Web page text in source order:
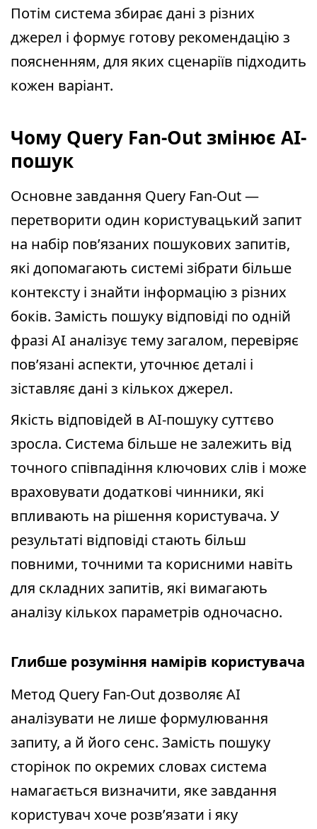
Потім система збирає дані з різних
джерел і формує готову рекомендацію з
поясненням, для яких сценаріїв підходить
кожен варіант.
Чому Query Fan-Out змінює AI-
пошук
Основне завдання Query Fan-Out —
перетворити один користувацький запит
на набір пов’язаних пошукових запитів,
які допомагають системі зібрати більше
контексту і знайти інформацію з різних
боків. Замість пошуку відповіді по одній
фразі AI аналізує тему загалом, перевіряє
пов’язані аспекти, уточнює деталі і
зіставляє дані з кількох джерел.
Якість відповідей в AI-пошуку суттєво
зросла. Система більше не залежить від
точного співпадіння ключових слів і може
враховувати додаткові чинники, які
впливають на рішення користувача. У
результаті відповіді стають більш
повними, точними та корисними навіть
для складних запитів, які вимагають
аналізу кількох параметрів одночасно.
Глибше розуміння намірів користувача
Метод Query Fan-Out дозволяє AI
аналізувати не лише формулювання
запиту, а й його сенс. Замість пошуку
сторінок по окремих словах система
намагається визначити, яке завдання
користувач хоче розв’язати і яку